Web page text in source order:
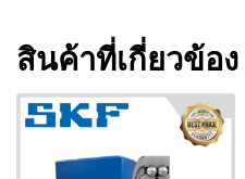
สินค้าที่เกี่ยวข้อง